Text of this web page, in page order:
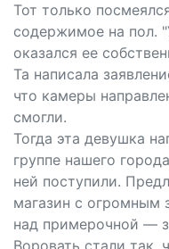
Тот только
содержимое на пол.
оказался ее
Та написала
что камеры
смогли.
Тогда эта девушка
группе нашего
ней поступили.
магазин с огромным
над примерочной —
Воровать стали так,